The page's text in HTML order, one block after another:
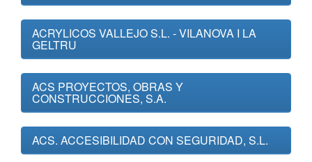
ACRYLICOS VALLEJO S.L. - VILANOVA I LA
GELTRU
ACS PROYECTOS, OBRAS Y
CONSTRUCCIONES, S.A.
ACS. ACCESIBILIDAD CON SEGURIDAD, S.L.